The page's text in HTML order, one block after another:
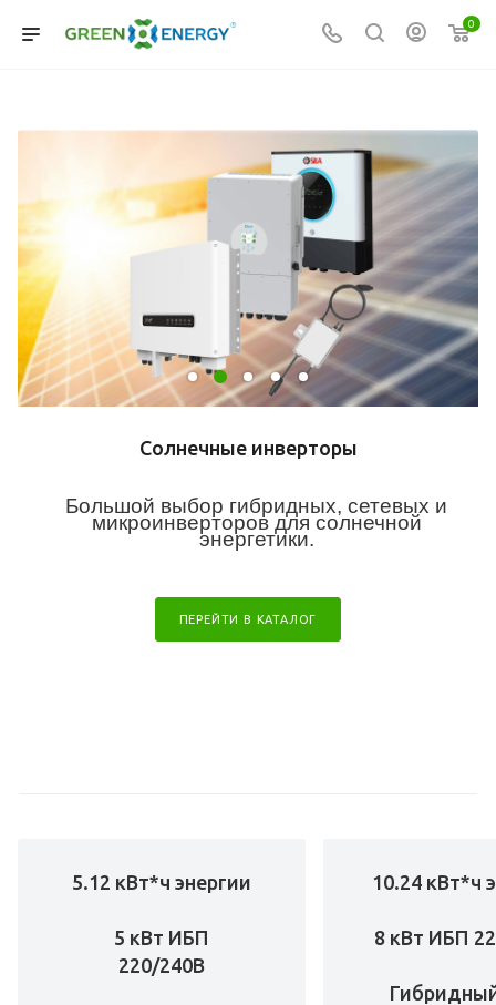
0
Солнечные инверторы
Большой выбор гибридных, сетевых и
микроинверторов для солнечной
энергетики.
ПЕРЕЙТИ В КАТАЛОГ
5.12 кВт*ч энергии
5 кВт ИБП
220/240В
10.24 кВт*ч
8 кВт ИБП